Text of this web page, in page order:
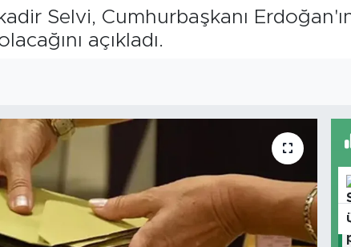
Selvi, Cumhurbaşkanı
açıkladı.